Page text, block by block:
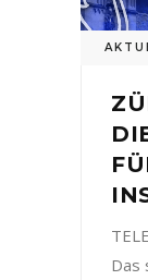
Das